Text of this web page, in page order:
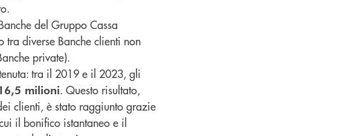
del Gruppo Cassa
tra diverse Banche clienti non
private).
tra il 2019 e il 2023, gli
milioni. Questo risultato,
clienti, è stato raggiunto grazie
il bonifico istantaneo e il